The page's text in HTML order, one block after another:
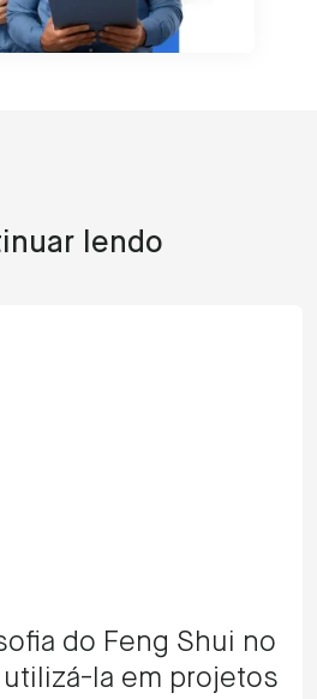
lendo
do Feng Shui no
la em projetos